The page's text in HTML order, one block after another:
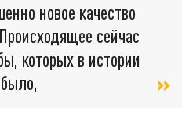
новое качество
сейчас
которых в истории